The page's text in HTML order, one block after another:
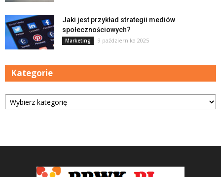
Jaki jest przykład strategii mediów
społecznościowych?
Marketing 9 października 2025
Kategorie
Kategorie